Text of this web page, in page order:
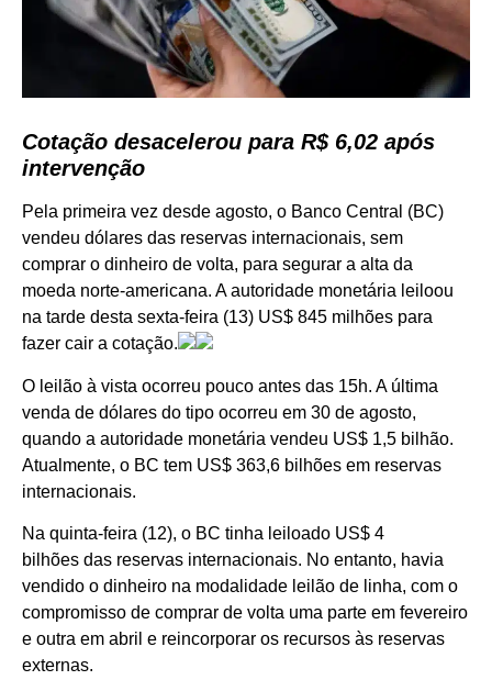
Cotação desacelerou para R$ 6,02 após
intervenção
Pela primeira vez desde agosto, o Banco Central (BC)
vendeu dólares das reservas internacionais, sem
comprar o dinheiro de volta, para segurar a alta da
moeda norte-americana. A autoridade monetária leiloou
na tarde desta sexta-feira (13) US$ 845 milhões para
fazer cair a cotação.
O leilão à vista ocorreu pouco antes das 15h. A última
venda de dólares do tipo ocorreu em 30 de agosto,
quando a autoridade monetária vendeu US$ 1,5 bilhão.
Atualmente, o BC tem US$ 363,6 bilhões em reservas
internacionais.
Na quinta-feira (12), o BC tinha leiloado US$ 4
bilhões das reservas internacionais. No entanto, havia
vendido o dinheiro na modalidade leilão de linha, com o
compromisso de comprar de volta uma parte em fevereiro
e outra em abril e reincorporar os recursos às reservas
externas.